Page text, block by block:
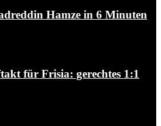
Hamze in 6 Minuten
für Frisia: gerechtes 1:1